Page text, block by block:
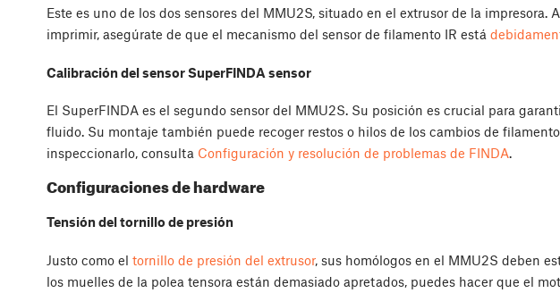
Este es uno de los dos sensores del MMU2S, situado en el extrusor de la impresora.
imprimir, asegúrate de que el mecanismo del sensor de filamento IR está
Calibración del sensor SuperFINDA sensor
El SuperFINDA es el segundo sensor del MMU2S. Su posición es crucial para
fluido. Su montaje también puede recoger restos o hilos de los cambios de
inspeccionarlo, consulta Configuración y resolución de problemas de FINDA.
Configuraciones de hardware
Tensión del tornillo de presión
Justo como el tornillo de presión del extrusor, sus homólogos en el MMU2S deben
los muelles de la polea tensora están demasiado apretados, puedes hacer que el